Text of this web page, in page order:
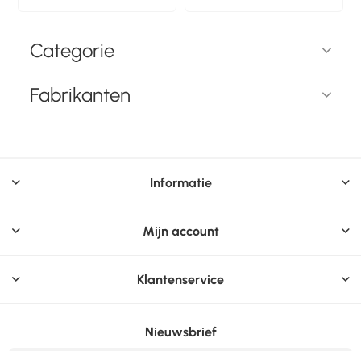
Categorie
Fabrikanten
Informatie
Mijn account
Klantenservice
Nieuwsbrief